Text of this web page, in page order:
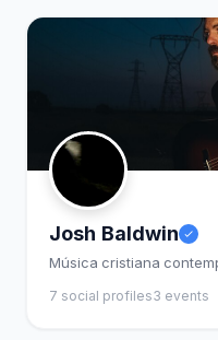
Josh Baldwin
Música cristiana
7 social profiles3 events